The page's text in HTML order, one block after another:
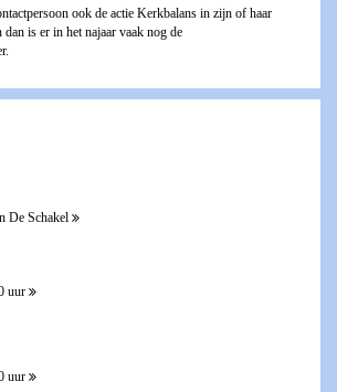
ook de actie Kerkbalans in zijn of haar
is er in het najaar vaak nog de
De Schakel
uur
uur